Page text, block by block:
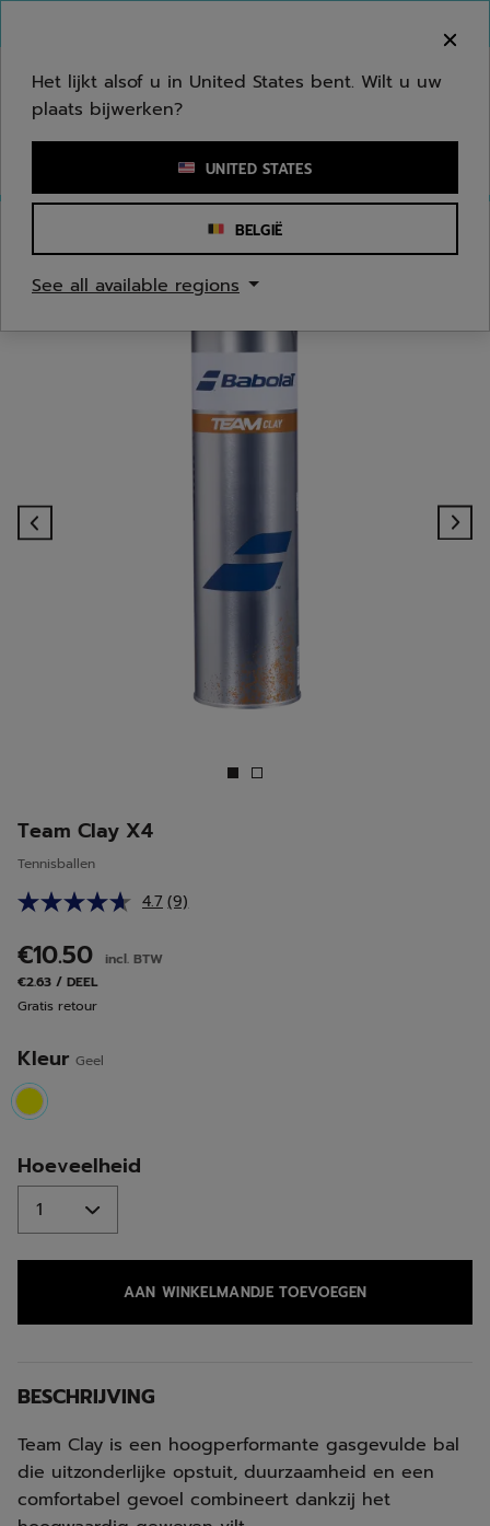
Een zoekwoord of een artikelnummer invoeren
Team Clay X4
Tennisballen
4.7 Lees
(9)
€10.50
incl. BTW
€2.63 / DEEL
Gratis retour
Kleur Geel
selected
Hoeveelheid
AAN WINKELMANDJE TOEVOEGEN
BESCHRIJVING
Team Clay is een hoogperformante gasgevulde bal
die uitzonderlijke opstuit, duurzaamheid en een
comfortabel gevoel combineert dankzij het
Het lijkt alsof u in United States bent. Wilt u uw
plaats bijwerken?
UNITED STATES
BELGIË
See all available regions